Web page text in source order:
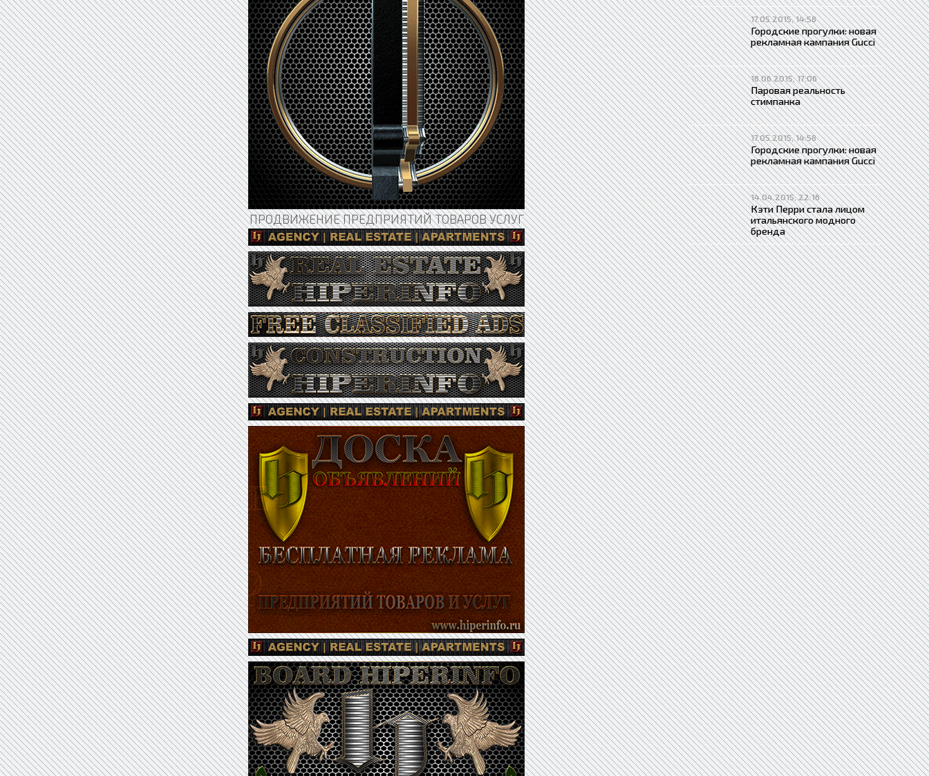
ПРОДВИЖЕНИЕ ПРЕДПРИЯТИЙ ТОВАРОВ УСЛУГ
17.05.2015, 14:58
Городские прогулки: новая
рекламная кампания Gucci
18.06.2015, 17:06
Паровая реальность
стимпанка
17.05.2015, 14:58
Городские прогулки: новая
рекламная кампания Gucci
14.04.2015, 22:16
Кэти Перри стала лицом
итальянского модного
бренда